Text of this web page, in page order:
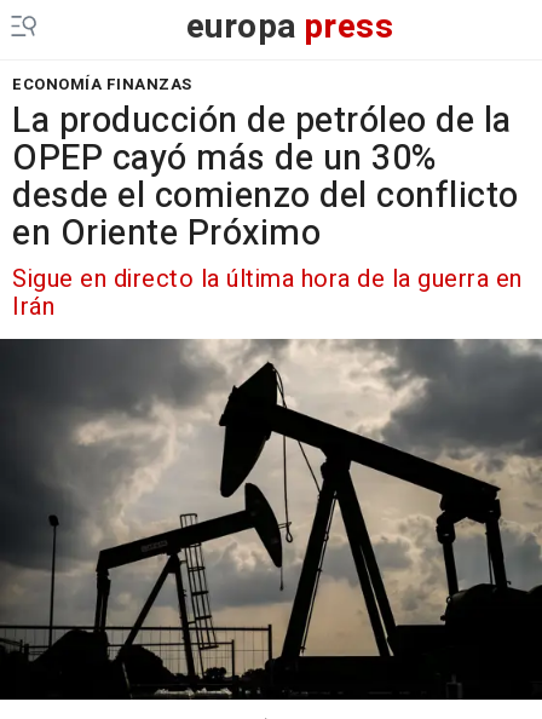
europa press
ECONOMÍA FINANZAS
La producción de petróleo de la
OPEP cayó más de un 30%
desde el comienzo del conflicto
en Oriente Próximo
Sigue en directo la última hora de la guerra en
Irán